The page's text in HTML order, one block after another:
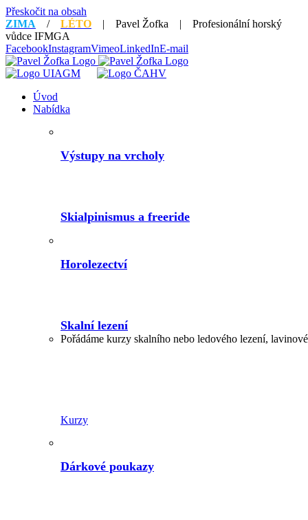
Přeskočit na obsah
ZIMA / LÉTO | Pavel Žofka | Profesionální horský
vůdce IFMGA
FacebookInstagramVimeoLinkedInE-mail
Úvod
Nabídka
Výstupy na vrcholy
Skialpinismus a freeride
Horolezectví
Skalní lezení
Pořádáme kurzy skalního nebo ledového lezení,
Kurzy
Dárkové poukazy